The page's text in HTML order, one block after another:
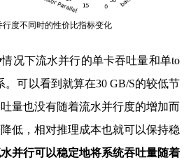
行度不同时的性价比指标变化
况下流水并行的单卡吞吐量和单to
。可以看到就算在30 GB/S的较低节
量也没有随着流水并行度的增加而
低，相对推理成本也就可以保持稳
并行可以稳定地将系统吞吐量随着